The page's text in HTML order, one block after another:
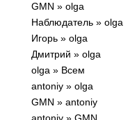
GMN » olga
Наблюдатель » olga
Игорь » olga
Дмитрий » olga
olga » Всем
antoniy » olga
GMN » antoniy